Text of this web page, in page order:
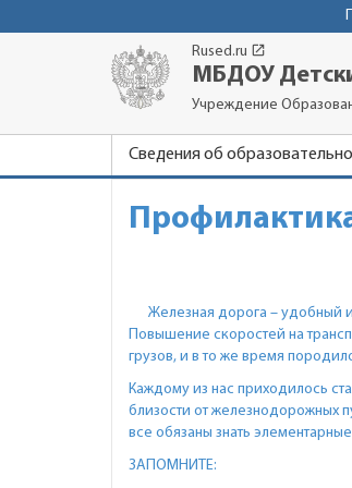
Rused.ru launch
МБДОУ
Учреждение
Сведения об
Железная дорога – удобный и
Повышение скоростей на
грузов, и в то же время
Каждому из нас приходилось
близости от железнодорожных
все обязаны знать
ЗАПОМНИТЕ: